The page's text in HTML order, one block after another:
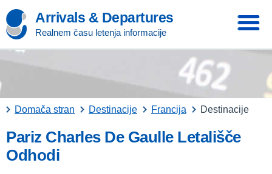
Arrivals & Departures
Realnem času letenja informacije
Domača stran Destinacije Francija Destinacije
Pariz Charles De Gaulle Letališče
Odhodi